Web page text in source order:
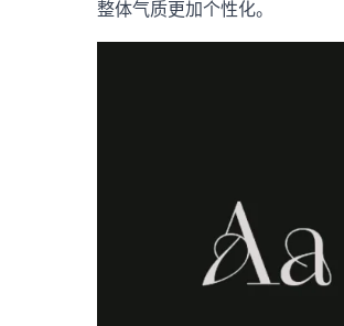
整体气质更加个性化。